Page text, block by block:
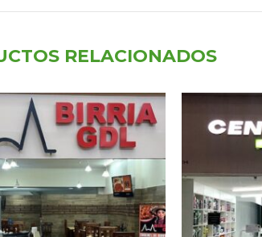
RELACIONADOS